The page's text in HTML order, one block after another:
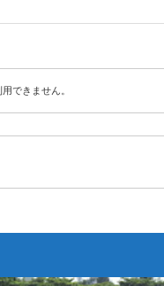
できません。